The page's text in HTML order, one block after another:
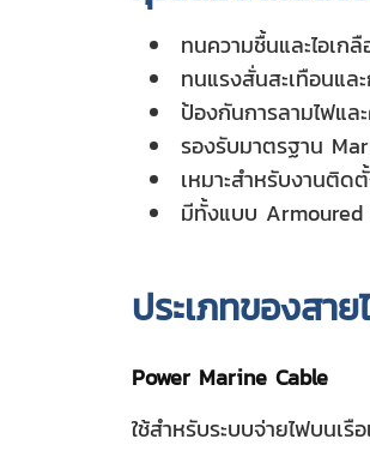
ทนความชื้นและไอเกลื
ทนแรงสั่นสะเทือนแล
ป้องกันการลามไฟแล
รองรับมาตรฐาน
เหมาะสำหรับงานติด
มีทั้งแบบ
ประเภทของสา
Power Marine Cable
ใช้สำหรับระบบจ่ายไฟบนเ